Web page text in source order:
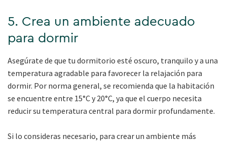
5. Crea un ambiente adecuado
para dormir
Asegúrate de que tu dormitorio esté oscuro, tranquilo y a una
temperatura agradable para favorecer la relajación para
dormir. Por norma general, se recomienda que la habitación
se encuentre entre 15°C y 20°C, ya que el cuerpo necesita
reducir su temperatura central para dormir profundamente.
Si lo consideras necesario, para crear un ambiente más